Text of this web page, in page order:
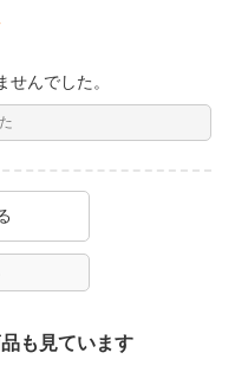
んでした。
も見ています